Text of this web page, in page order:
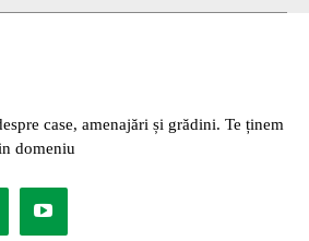
case, amenajări și grădini. Te ținem
domeniu